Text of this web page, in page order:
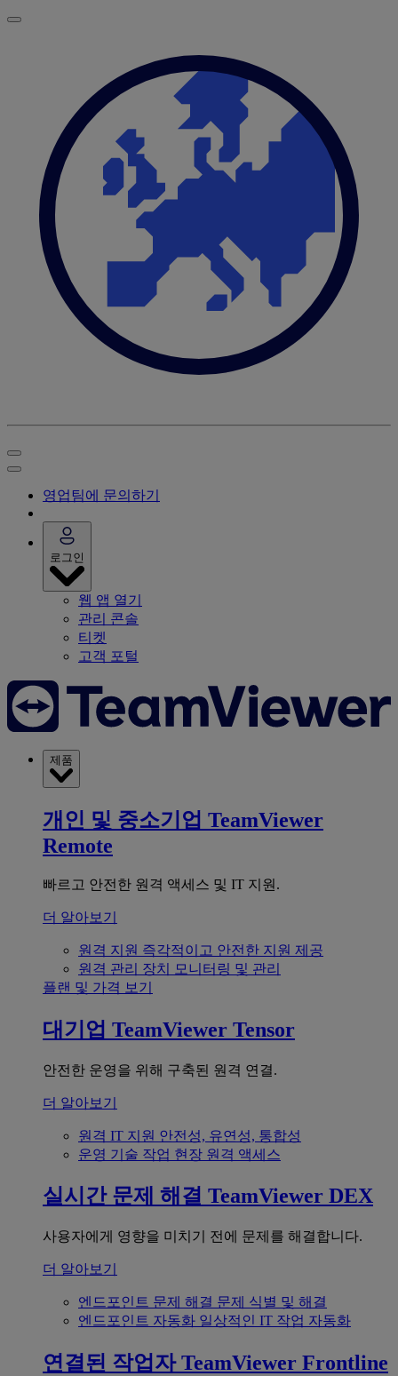
영업팀에 문의하기
로그인
웹 앱 열기
관리 콘솔
티켓
고객 포털
제품
개인 및 중소기업 TeamViewer
Remote
빠르고 안전한 원격 액세스 및 IT 지원.
더 알아보기
원격 지원 즉각적이고 안전한 지원 제공
원격 관리 장치 모니터링 및 관리
플랜 및 가격 보기
대기업 TeamViewer Tensor
안전한 운영을 위해 구축된 원격 연결.
더 알아보기
원격 IT 지원 안전성, 유연성, 통합성
운영 기술 작업 현장 원격 액세스
실시간 문제 해결 TeamViewer DEX
사용자에게 영향을 미치기 전에 문제를 해결합니다.
더 알아보기
엔드포인트 문제 해결 문제 식별 및 해결
엔드포인트 자동화 일상적인 IT 작업 자동화
연결된 작업자 TeamViewer Frontline